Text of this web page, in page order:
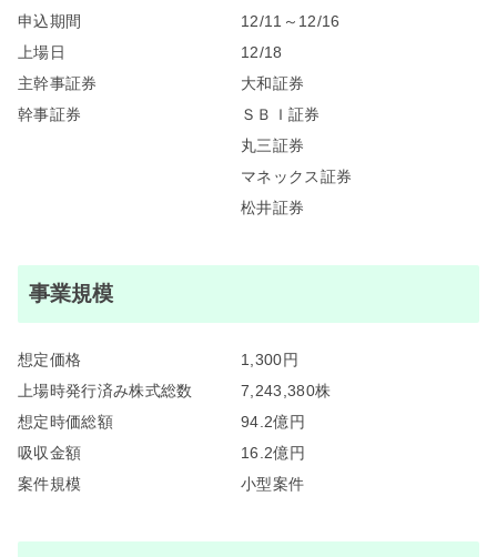
申込期間
12/11～12/16
上場日
12/18
主幹事証券
大和証券
幹事証券
ＳＢＩ証券
丸三証券
マネックス証券
松井証券
事業規模
想定価格
1,300円
上場時発行済み株式総数
7,243,380株
想定時価総額
94.2億円
吸収金額
16.2億円
案件規模
小型案件